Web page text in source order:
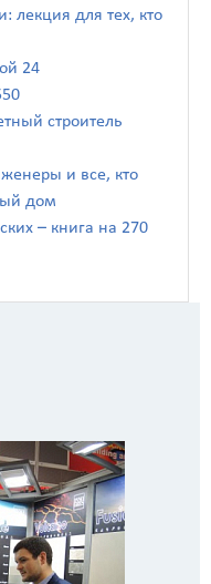
лекция для тех, кто
24
строитель
и все, кто
дом
– книга на 270